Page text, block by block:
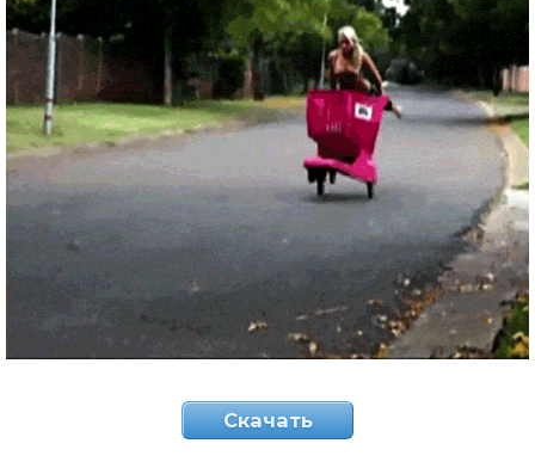
Скачать